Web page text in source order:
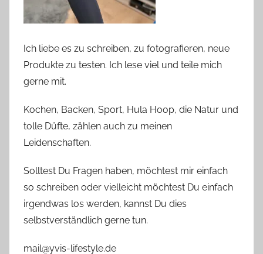
Ich liebe es zu schreiben, zu fotografieren, neue
Produkte zu testen. Ich lese viel und teile mich
gerne mit.
Kochen, Backen, Sport, Hula Hoop, die Natur und
tolle Düfte, zählen auch zu meinen
Leidenschaften.
Solltest Du Fragen haben, möchtest mir einfach
so schreiben oder vielleicht möchtest Du einfach
irgendwas los werden, kannst Du dies
selbstverständlich gerne tun.
mail@yvis-lifestyle.de